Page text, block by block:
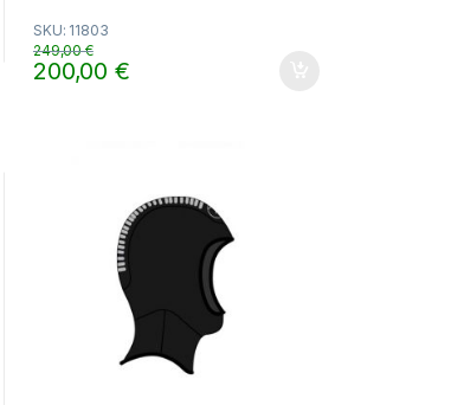
u
t
o
f
SKU: 11803
200,00 €
249,00€